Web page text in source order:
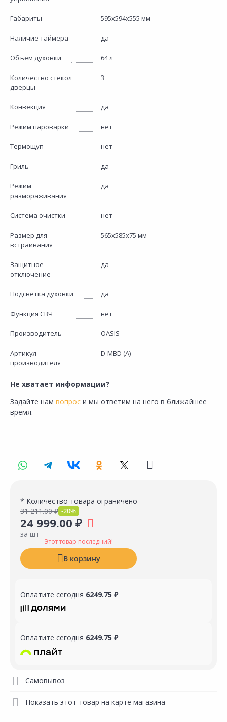
Габариты 595х594х555 мм
Наличие таймера да
Объем духовки 64 л
Количество стекол
дверцы
3
Конвекция да
Режим пароварки нет
Термощуп нет
Гриль да
Режим
размораживания
да
Система очистки нет
Размер для
встраивания
565х585х75 мм
Защитное
отключение
да
Подсветка духовки да
Функция СВЧ нет
Производитель OASIS
Артикул
производителя
D-MBD (A)
Не хватает информации?
Задайте нам вопрос и мы ответим на него в ближайшее
время.
* Количество товара ограничено
31 211.00 ₽ -20%
24 999.00 ₽
за шт
Этот товар последний!
В корзину
Оплатите сегодня 6249.75 ₽
Оплатите сегодня 6249.75 ₽
Самовывоз
Показать этот товар на карте магазина